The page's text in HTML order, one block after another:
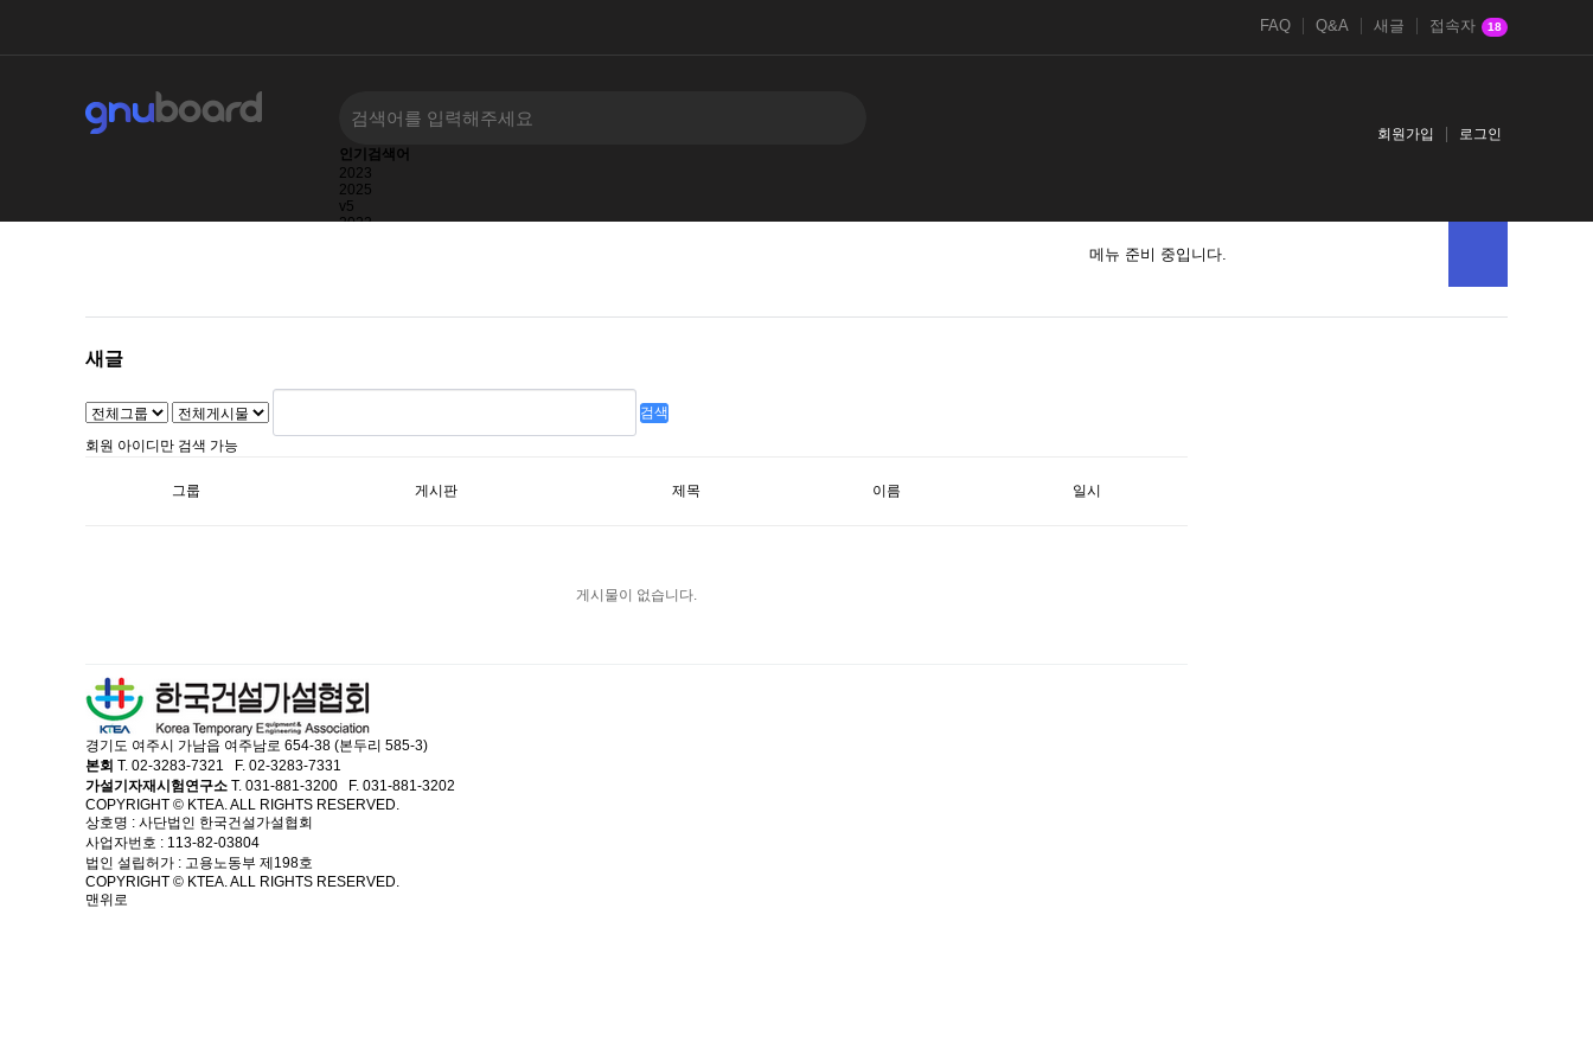
FAQ Q&A 새글 접속자 18
인기검색어
2023
2025
v5
2022
회원가입 로그인
메뉴 준비 중입니다.
새글
검색
회원 아이디만 검색 가능
그룹 게시판 제목 이름 일시
게시물이 없습니다.
경기도 여주시 가남읍 여주남로 654-38 (본두리 585-3)
본회 T. 02-3283-7321 F. 02-3283-7331
가설기자재시험연구소 T. 031-881-3200 F. 031-881-3202
COPYRIGHT © KTEA. ALL RIGHTS RESERVED.
상호명 : 사단법인 한국건설가설협회
사업자번호 : 113-82-03804
법인 설립허가 : 고용노동부 제198호
COPYRIGHT © KTEA. ALL RIGHTS RESERVED.
맨위로